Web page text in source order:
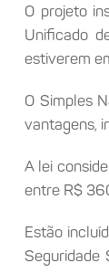
O projeto
Unificado
estiverem
O Simples
vantagens,
A lei
entre R$
Estão
Seguridade